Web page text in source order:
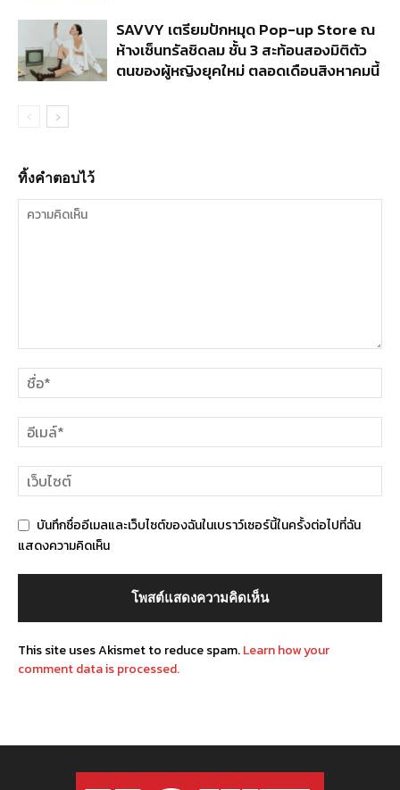
SAVVY เตรียมปักหมุด Pop-up Store ณ
ห้างเซ็นทรัลชิดลม ชั้น 3 สะท้อนสองมิติตัว
ตนของผู้หญิงยุคใหม่ ตลอดเดือนสิงหาคมนี้
ทิ้งคำตอบไว้
บันทึกชื่ออีเมลและเว็บไซต์ของฉันในเบราว์เซอร์นี้ในครั้งต่อไปที่ฉัน
แสดงความคิดเห็น
This site uses Akismet to reduce spam.Learn how your
comment data is processed.